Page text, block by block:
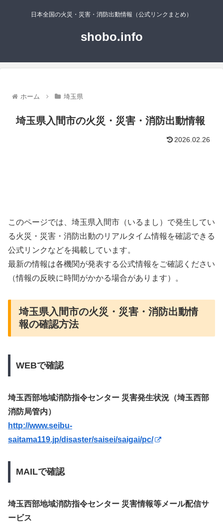
日本全国の火災・災害・消防出動情報（公式リンクまとめ）
shobo.info
ホーム 埼玉県
埼玉県入間市の火災・災害・消防出動情報
2026.02.26
このページでは、埼玉県入間市（いるまし）で発生してい
る火災・災害・消防出動のリアルタイム情報を確認できる
公式リンクなどを掲載しています。
最新の情報は各機関が発表する公式情報をご確認ください
（情報の反映に時間がかかる場合があります）。
埼玉県入間市の火災・災害・消防出動情
報の確認方法
WEBで確認
埼玉西部地域消防指令センター 災害発生状況（埼玉西部
消防局管内）
http://www.seibu-
saitama119.jp/disaster/saisei/saigai/pc/
MAILで確認
埼玉西部地域消防指令センター 災害情報等メール配信サ
ービス